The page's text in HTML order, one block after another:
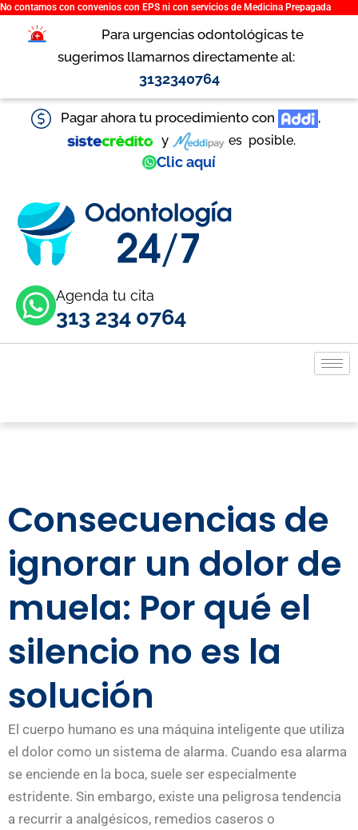
Ir
contenido
No contamos con convenios con EPS ni con servicios de Medicina Prepagada
Para urgencias odontológicas te
sugerimos llamarnos directamente al:
3132340764
Pagar ahora tu procedimiento con
,
y
es posible.
Clic aquí
Agenda tu cita
313 234 0764
Consecuencias de
ignorar un dolor de
muela: Por qué el
silencio no es la
solución
El cuerpo humano es una máquina inteligente que utiliza
el dolor como un sistema de alarma. Cuando esa alarma
se enciende en la boca, suele ser especialmente
estridente. Sin embargo, existe una peligrosa tendencia
a recurrir a analgésicos, remedios caseros o